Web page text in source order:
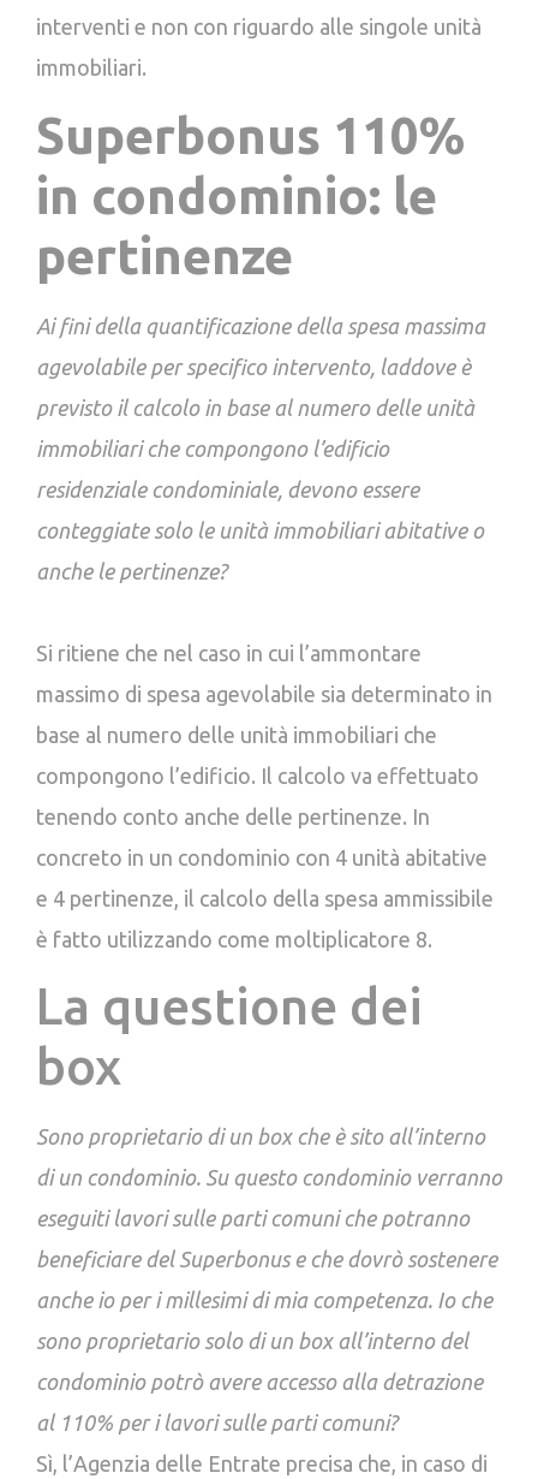
interventi e non con riguardo alle singole unità
immobiliari.
Superbonus 110%
in condominio: le
pertinenze
Ai fini della quantificazione della spesa massima
agevolabile per specifico intervento, laddove è
previsto il calcolo in base al numero delle unità
immobiliari che compongono l’edificio
residenziale condominiale, devono essere
conteggiate solo le unità immobiliari abitative o
anche le pertinenze?
Si ritiene che nel caso in cui l’ammontare
massimo di spesa agevolabile sia determinato in
base al numero delle unità immobiliari che
compongono l’edificio. Il calcolo va effettuato
tenendo conto anche delle pertinenze. In
concreto in un condominio con 4 unità abitative
e 4 pertinenze, il calcolo della spesa ammissibile
è fatto utilizzando come moltiplicatore 8.
La questione dei
box
Sono proprietario di un box che è sito all’interno
di un condominio. Su questo condominio verranno
eseguiti lavori sulle parti comuni che potranno
beneficiare del Superbonus e che dovrò sostenere
anche io per i millesimi di mia competenza. Io che
sono proprietario solo di un box all’interno del
condominio potrò avere accesso alla detrazione
al 110% per i lavori sulle parti comuni?
Sì, l’Agenzia delle Entrate precisa che, in caso di